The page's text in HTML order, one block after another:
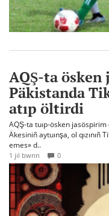
AQŞ-ta ösken
Päkistanda
atıp öltirdi
AQŞ-ta tuıp-ösken jasöspirim
Äkesiniñ aytuınşa, ol
emes» d..
1 jıl bwrın 0